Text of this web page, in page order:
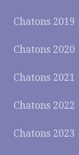
Chatons 2019
Chatons 2020
Chatons 2021
Chatons 2022
Chatons 2023